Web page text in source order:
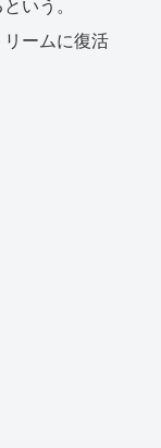
いう。
ームに復活